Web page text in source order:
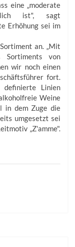
eine „moderate
ist", sagt
Erhöhung sei im
an. „Mit
Sortiments von
wir noch einen
fort.
definierte Linien
Weine
in dem Zuge die
umgesetzt sei
„Z'amme".